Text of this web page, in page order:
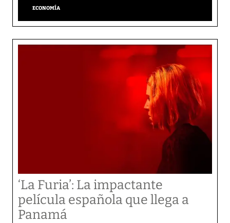
ECONOMÍA
‘La Furia’: La impactante
película española que llega a
Panamá